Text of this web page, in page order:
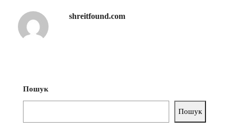
shreitfound.com
Пошук
Пошук